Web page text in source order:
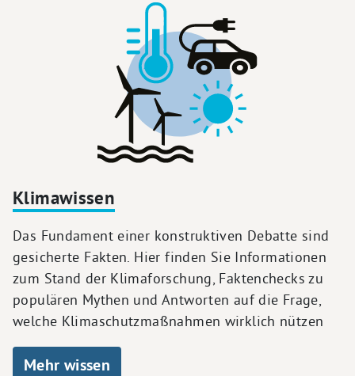
Klimawissen
Das Fundament einer konstruktiven Debatte sind
gesicherte Fakten. Hier finden Sie Informationen
zum Stand der Klimaforschung, Faktenchecks zu
populären Mythen und Antworten auf die Frage,
welche Klimaschutzmaßnahmen wirklich nützen
Mehr wissen